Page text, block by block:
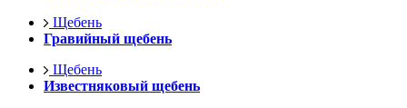
Щебень
Гравийный щебень
Щебень
Известняковый щебень